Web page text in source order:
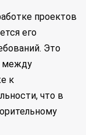
проектов
его
Это
между
к
что в